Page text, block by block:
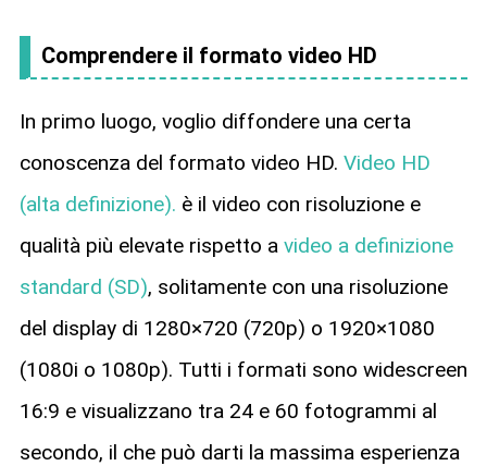
Comprendere il formato video HD
In primo luogo, voglio diffondere una certa
conoscenza del formato video HD. Video HD
(alta definizione). è il video con risoluzione e
qualità più elevate rispetto a video a definizione
standard (SD), solitamente con una risoluzione
del display di 1280×720 (720p) o 1920×1080
(1080i o 1080p). Tutti i formati sono widescreen
16:9 e visualizzano tra 24 e 60 fotogrammi al
secondo, il che può darti la massima esperienza